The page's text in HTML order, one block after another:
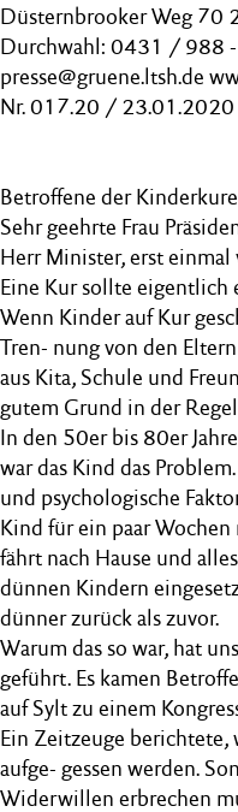
Düsternbrooker Weg
Durchwahl: 0431 / 988
presse@gruene.ltsh.de
Nr. 017.20 / 23.01.2020
Betroffene der
Sehr geehrte Frau
Herr Minister, erst
Eine Kur sollte eigentlich
Wenn Kinder auf Kur
Tren- nung von den
aus Kita, Schule und
gutem Grund in der
In den 50er bis 80er
war das Kind das
und psychologische
Kind für ein paar
fährt nach Hause und
dünnen Kindern
dünner zurück als zuvor.
Warum das so war, hat
geführt. Es kamen
auf Sylt zu einem
Ein Zeitzeuge berichtete,
aufge- gessen werden.
Widerwillen erbrechen